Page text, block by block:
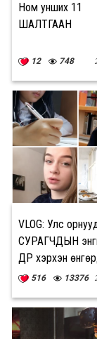
Ном унших 11
ШАЛТГААН
12 748
VLOG: Улс
СУРАГЧДЫН
ӨДӨР хэрхэн
516 13376